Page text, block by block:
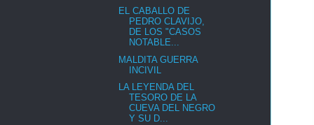
EL CABALLO DE
PEDRO CLAVIJO,
DE LOS "CASOS
NOTABLE...
MALDITA GUERRA
INCIVIL
LA LEYENDA DEL
TESORO DE LA
CUEVA DEL NEGRO
Y SU D...